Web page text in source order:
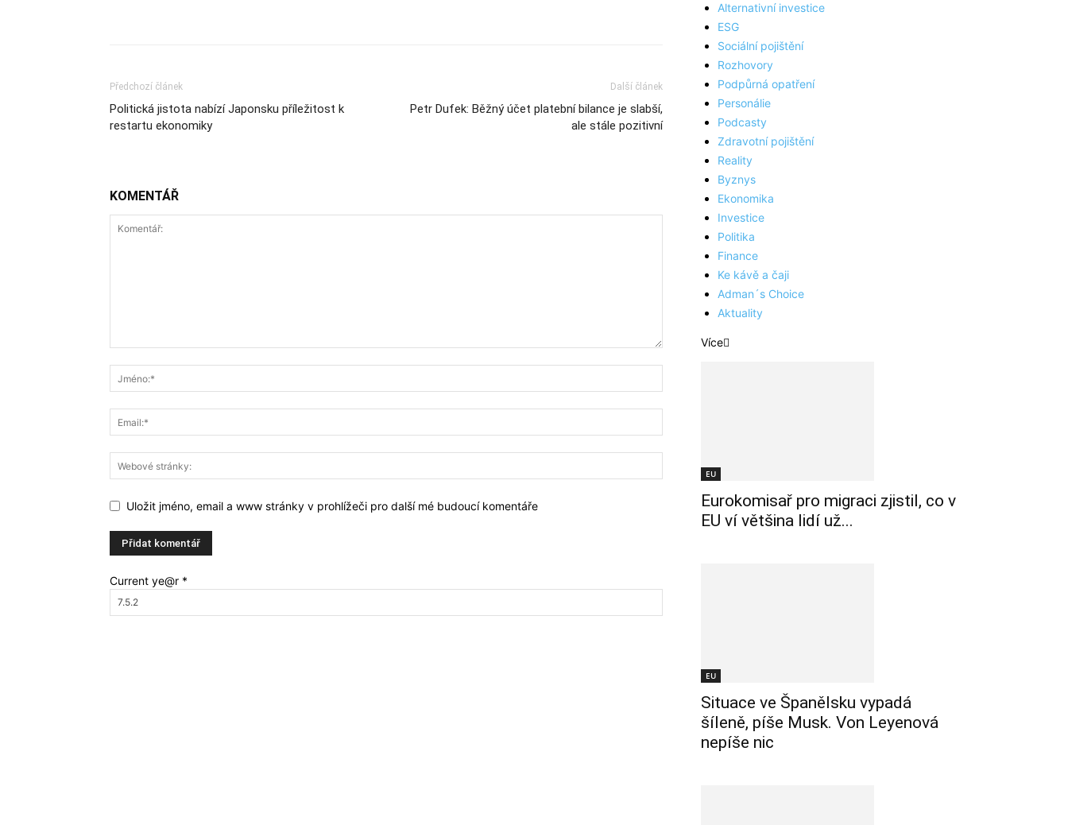
Předchozí článek
Politická jistota nabízí Japonsku příležitost k
restartu ekonomiky
Další článek
Petr Dufek: Běžný účet platební bilance je slabší,
ale stále pozitivní
KOMENTÁŘ
Uložit jméno, email a www stránky v prohlížeči pro další mé budoucí komentáře
Current ye@r *
Alternativní investice
ESG
Sociální pojištění
Rozhovory
Podpůrná opatření
Personálie
Podcasty
Zdravotní pojištění
Reality
Byznys
Ekonomika
Investice
Politika
Finance
Ke kávě a čaji
Adman´s Choice
Aktuality
Více
EU
Eurokomisař pro migraci zjistil, co v
EU ví většina lidí už...
EU
Situace ve Španělsku vypadá
šíleně, píše Musk. Von Leyenová
nepíše nic